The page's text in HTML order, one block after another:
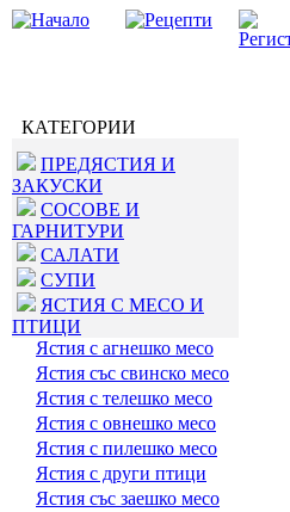
КАТЕГОРИИ
ПРЕДЯСТИЯ И
ЗАКУСКИ
СОСОВЕ И
ГАРНИТУРИ
САЛАТИ
СУПИ
ЯСТИЯ С МЕСО И
ПТИЦИ
Ястия с агнешко месо
Ястия със свинско месо
Ястия с телешко месо
Ястия с овнешко месо
Ястия с пилешко месо
Ястия с други птици
Ястия със заешко месо